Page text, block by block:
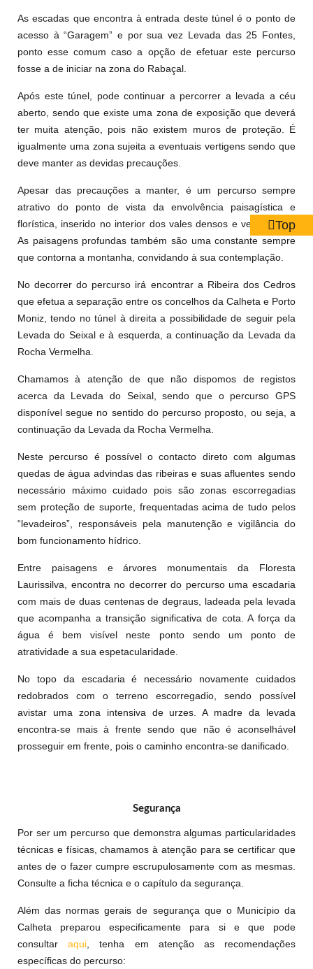
As escadas que encontra à entrada deste túnel é o ponto de
acesso à “Garagem” e por sua vez Levada das 25 Fontes,
ponto esse comum caso a opção de efetuar este percurso
fosse a de iniciar na zona do Rabaçal.
Após este túnel, pode continuar a percorrer a levada a céu
aberto, sendo que existe uma zona de exposição que deverá
ter muita atenção, pois não existem muros de proteção. É
igualmente uma zona sujeita a eventuais vertigens sendo que
deve manter as devidas precauções.
Apesar das precauções a manter, é um percurso sempre
atrativo do ponto de vista da envolvência paisagística e
florística, inserido no interior dos vales densos e verdejantes.
As paisagens profundas também são uma constante sempre
que contorna a montanha, convidando à sua contemplação.
No decorrer do percurso irá encontrar a Ribeira dos Cedros
que efetua a separação entre os concelhos da Calheta e Porto
Moniz, tendo no túnel à direita a possibilidade de seguir pela
Levada do Seixal e à esquerda, a continuação da Levada da
Rocha Vermelha.
Chamamos à atenção de que não dispomos de registos
acerca da Levada do Seixal, sendo que o percurso GPS
disponível segue no sentido do percurso proposto, ou seja, a
continuação da Levada da Rocha Vermelha.
Neste percurso é possível o contacto direto com algumas
quedas de água advindas das ribeiras e suas afluentes sendo
necessário máximo cuidado pois são zonas escorregadias
sem proteção de suporte, frequentadas acima de tudo pelos
“levadeiros”, responsáveis pela manutenção e vigilância do
bom funcionamento hídrico.
Entre paisagens e árvores monumentais da Floresta
Laurissilva, encontra no decorrer do percurso uma escadaria
com mais de duas centenas de degraus, ladeada pela levada
que acompanha a transição significativa de cota. A força da
água é bem visível neste ponto sendo um ponto de
atratividade a sua espetacularidade.
No topo da escadaria é necessário novamente cuidados
redobrados com o terreno escorregadio, sendo possível
avistar uma zona intensiva de urzes. A madre da levada
encontra-se mais à frente sendo que não é aconselhável
prosseguir em frente, pois o caminho encontra-se danificado.
Segurança
Por ser um percurso que demonstra algumas particularidades
técnicas e físicas, chamamos à atenção para se certificar que
antes de o fazer cumpre escrupulosamente com as mesmas.
Consulte a ficha técnica e o capítulo da segurança.
Além das normas gerais de segurança que o Município da
Calheta preparou especificamente para si e que pode
consultaraqui , tenha em atenção as recomendações
específicas do percurso:
Top